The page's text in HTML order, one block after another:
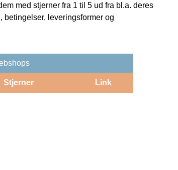
med stjerner fra 1 til 5 ud fra bl.a. deres
leveringsformer og
Stjerner Link